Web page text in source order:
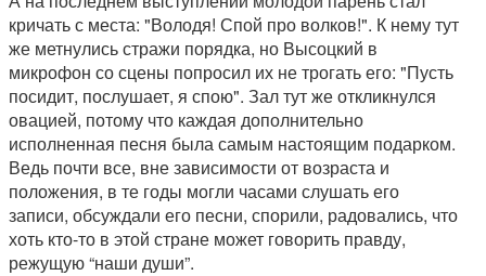
кричать с места: "Володя! Спой про волков!". К нему тут
же метнулись стражи порядка, но Высоцкий в
микрофон со сцены попросил их не трогать его: "Пусть
посидит, послушает, я спою". Зал тут же откликнулся
овацией, потому что каждая дополнительно
исполненная песня была самым настоящим подарком.
Ведь почти все, вне зависимости от возраста и
положения, в те годы могли часами слушать его
записи, обсуждали его песни, спорили, радовались, что
хоть кто-то в этой стране может говорить правду,
режущую “наши души”.